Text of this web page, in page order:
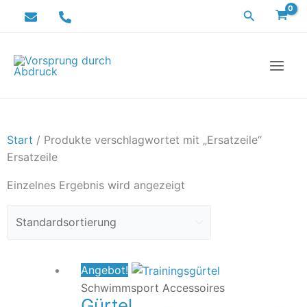
Inhalt
Suchen
Start / Produkte verschlagwortet mit „Ersatzeile“
Ersatzeile
Einzelnes Ergebnis wird angezeigt
Angebot!
Schwimmsport Accessoires
Ursprünglicher
Preis
war:
Aktueller
Preis